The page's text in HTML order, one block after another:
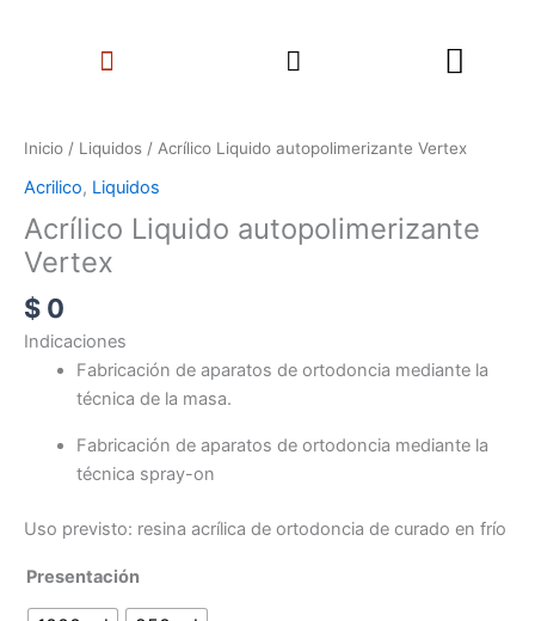
Menu Search
Inicio / Liquidos / Acrílico Liquido autopolimerizante Vertex
Acrilico, Liquidos
Acrílico Liquido autopolimerizante
Vertex
$ 0
Indicaciones
Fabricación de aparatos de ortodoncia mediante la
técnica de la masa.
Fabricación de aparatos de ortodoncia mediante la
técnica spray-on
Uso previsto: resina acrílica de ortodoncia de curado en frío
Presentación
Liquido
Vertex
cantidad